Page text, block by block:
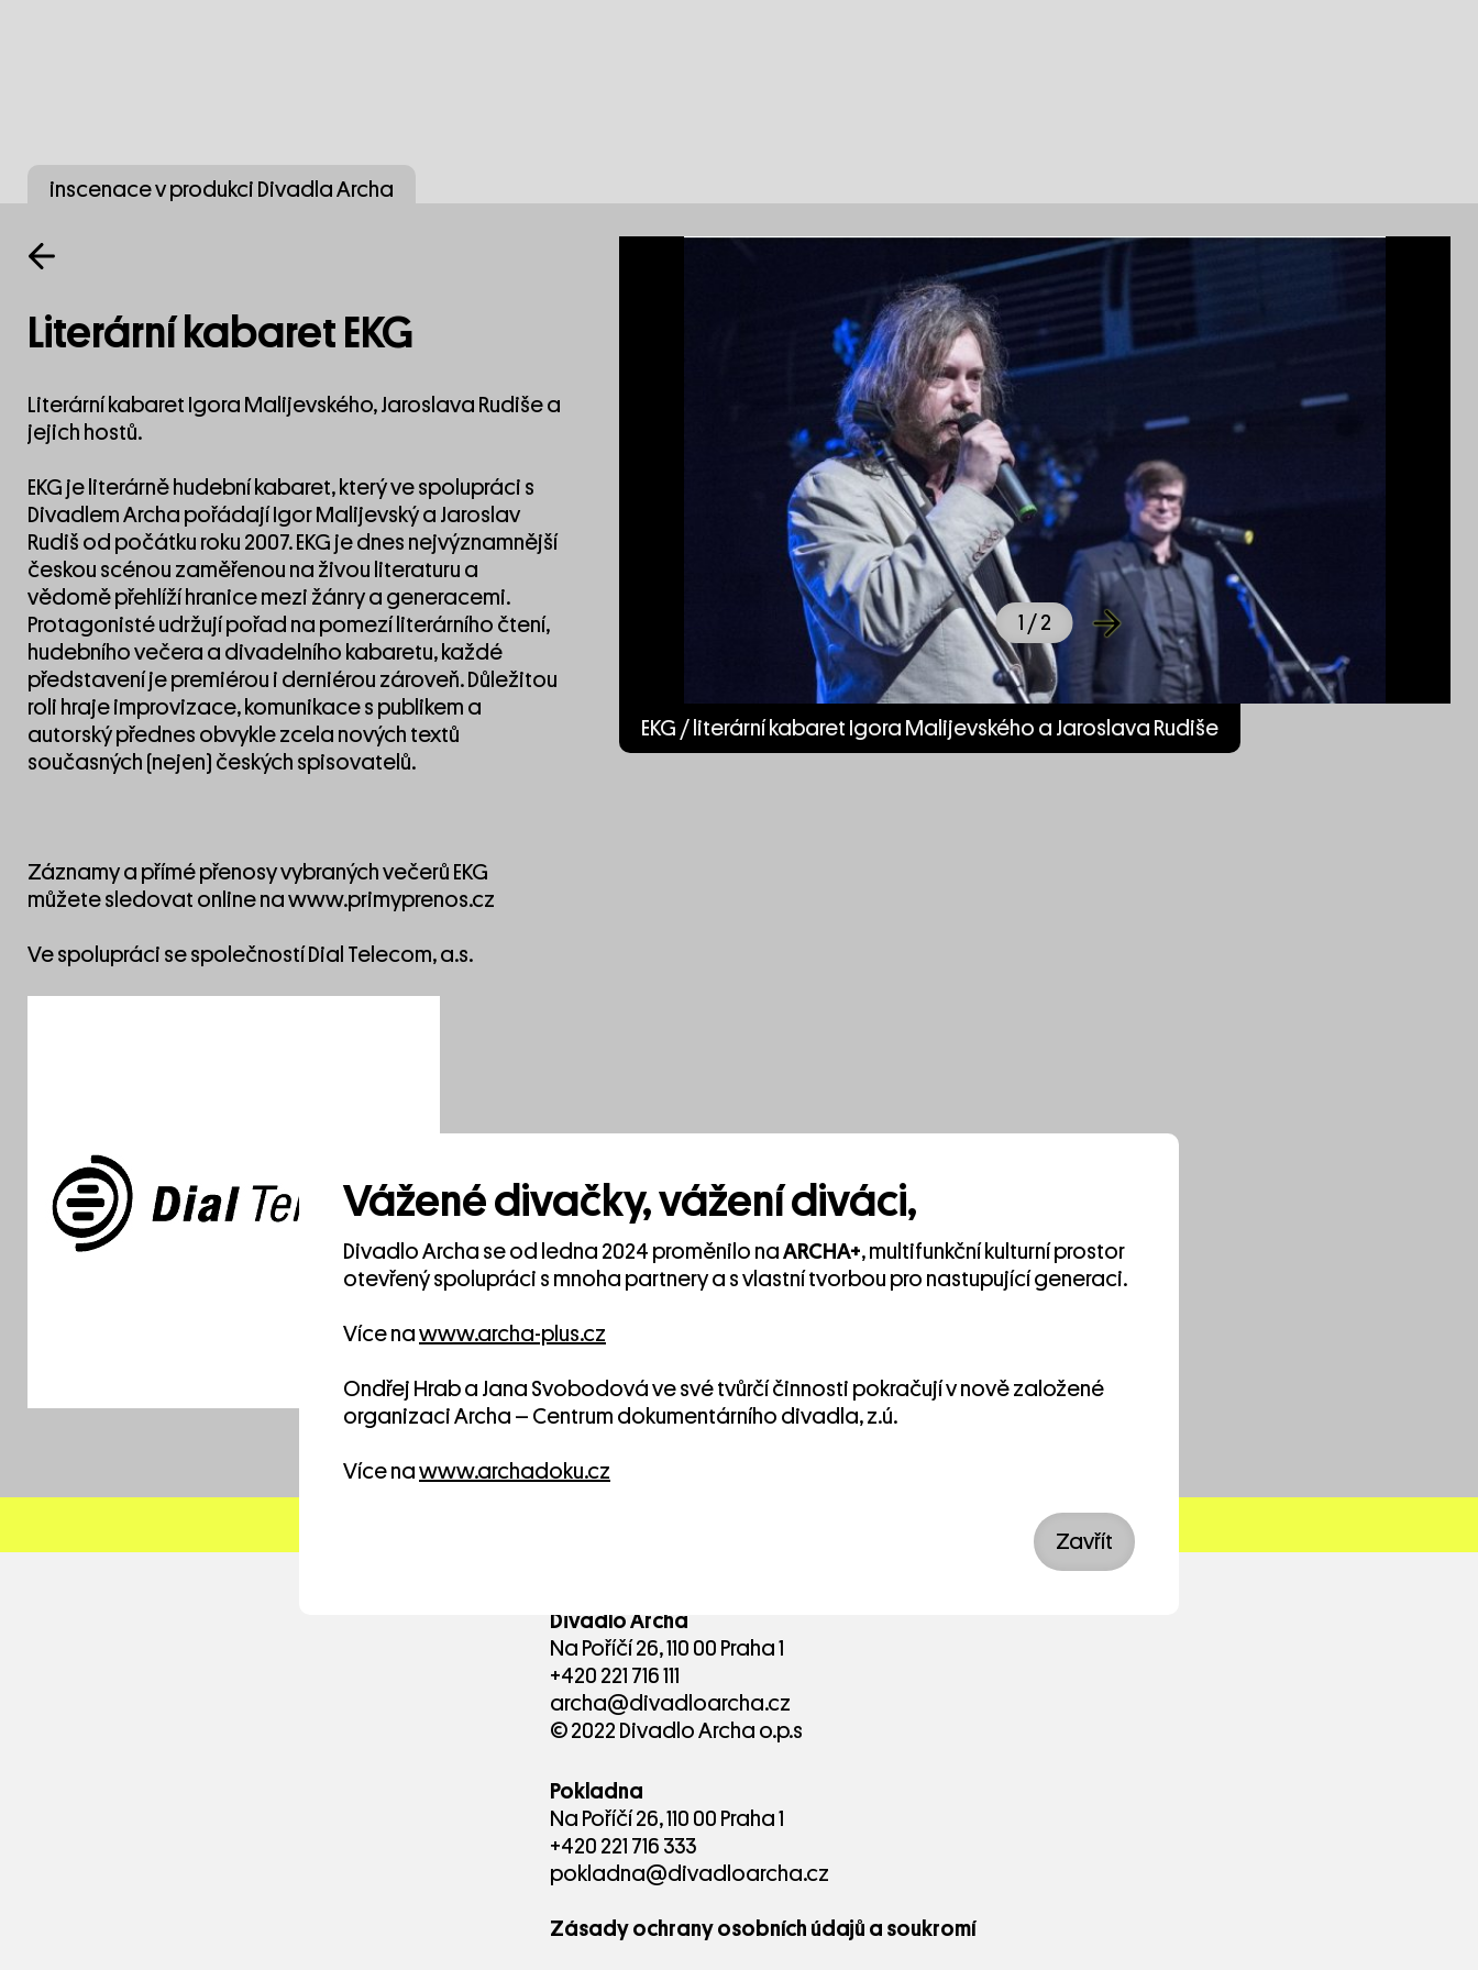
Vážené divačky, vážení diváci,
Divadlo Archa se od ledna 2024 proměnilo naARCHA+, multifunkční kulturní prostor
otevřený spolupráci s mnoha partnery a s vlastní tvorbou pro nastupující generaci.
Více nawww.archa-plus.cz
Ondřej Hrab a Jana Svobodová ve své tvůrčí činnosti pokračují v nově založené
organizaci Archa – Centrum dokumentárního divadla, z.ú.
Více nawww.archadoku.cz
Zavřít
inscenace v produkci Divadla Archa
Literární kabaret EKG
Literární kabaret Igora Malijevského, Jaroslava Rudiše a
jejich hostů.
EKG je literárně hudební kabaret, který ve spolupráci s
Divadlem Archa pořádají Igor Malijevský a Jaroslav
Rudiš od počátku roku 2007. EKG je dnes nejvýznamnější
českou scénou zaměřenou na živou literaturu a
vědomě přehlíží hranice mezi žánry a generacemi.
Protagonisté udržují pořad na pomezí literárního čtení,
hudebního večera a divadelního kabaretu, každé
představení je premiérou i derniérou zároveň. Důležitou
roli hraje improvizace, komunikace s publikem a
autorský přednes obvykle zcela nových textů
současných (nejen) českých spisovatelů.
Záznamy a přímé přenosy vybraných večerů EKG
můžete sledovat online nawww.primyprenos.cz
Ve spolupráci se společností Dial Telecom, a.s.
1 / 2
EKG / literární kabaret Igora Malijevského a Jaroslava Rudiše
Divadlo Archa
Na Poříčí 26, 110 00 Praha 1
+420 221 716 111
archa@divadloarcha.cz
© 2022 Divadlo Archa o.p.s
Pokladna
Na Poříčí 26, 110 00 Praha 1
+420 221 716 333
pokladna@divadloarcha.cz
Zásady ochrany osobních údajů a soukromí